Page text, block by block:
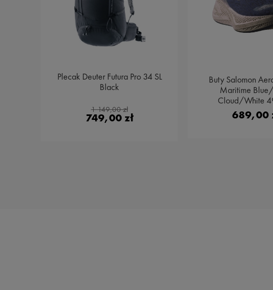
Plecak Deuter Futura Pro 34 SL
Black
1 149,00 zł
749,00 zł
Buty Salomon
Maritime
Cloud/White
689,00